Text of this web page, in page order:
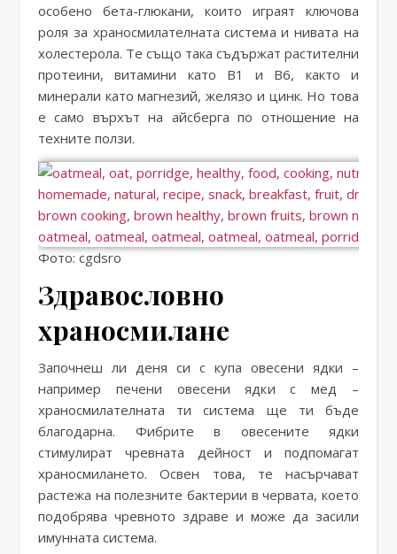
особено бета-глюкани, които играят ключова
роля за храносмилателната система и нивата на
холестерола. Те също така съдържат растителни
протеини, витамини като B1 и B6, както и
минерали като магнезий, желязо и цинк. Но това
е само върхът на айсберга по отношение на
техните ползи.
Фото: cgdsro
Здравословно
храносмилане
Започнеш ли деня си с купа овесени ядки –
например печени овесени ядки с мед –
храносмилателната ти система ще ти бъде
благодарна. Фибрите в овесените ядки
стимулират чревната дейност и подпомагат
храносмилането. Освен това, те насърчават
растежа на полезните бактерии в червата, което
подобрява чревното здраве и може да засили
имунната система.